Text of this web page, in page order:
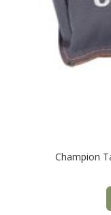
Champion